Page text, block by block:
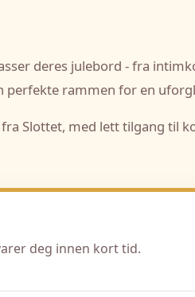
deres julebord - fra
perfekte rammen for en
fra Slottet, med lett tilgang til
deg innen kort tid.